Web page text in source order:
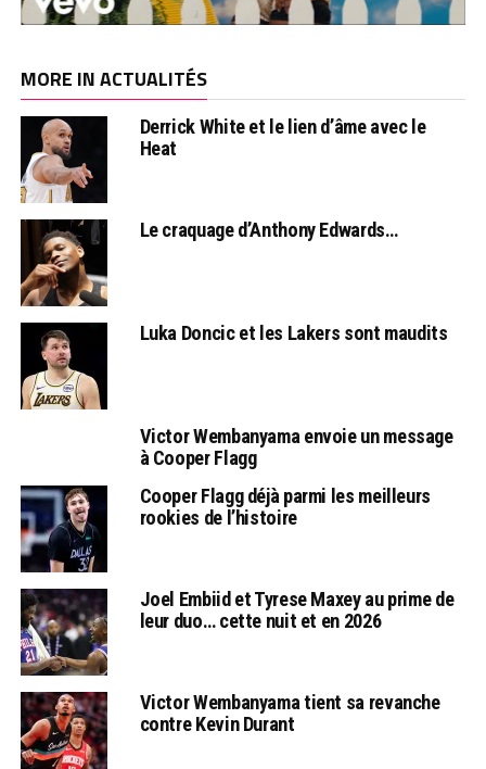
MORE IN ACTUALITÉS
Derrick White et le lien d’âme avec le
Heat
Le craquage d’Anthony Edwards…
Luka Doncic et les Lakers sont maudits
Victor Wembanyama envoie un message
à Cooper Flagg
Cooper Flagg déjà parmi les meilleurs
rookies de l’histoire
Joel Embiid et Tyrese Maxey au prime de
leur duo… cette nuit et en 2026
Victor Wembanyama tient sa revanche
contre Kevin Durant